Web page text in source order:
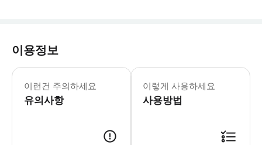
이용정보
이런건 주의하세요
유의사항
경로에는 화장실이 없습니다. 경로는
이렇게 사용하세요
사용방법